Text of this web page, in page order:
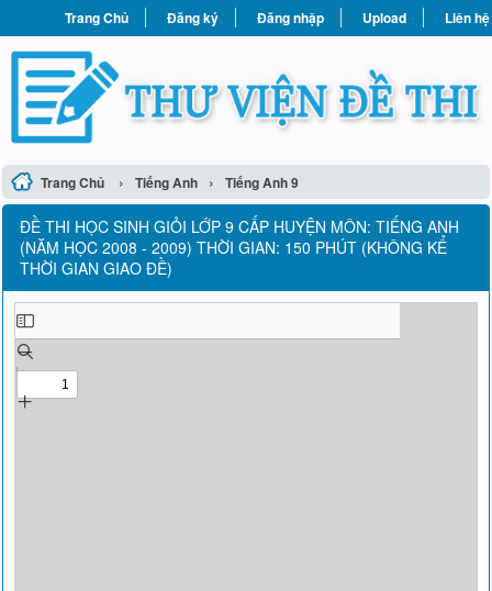
Trang Chủ Đăng ký Đăng nhập Upload Liên hệ
Trang Chủ › Tiếng Anh › Tiếng Anh 9
ĐỀ THI HỌC SINH GIỎI LỚP 9 CẤP HUYỆN MÔN: TIẾNG ANH
(NĂM HỌC 2008 - 2009) THỜI GIAN: 150 PHÚT (KHÔNG KỂ
THỜI GIAN GIAO ĐỀ)